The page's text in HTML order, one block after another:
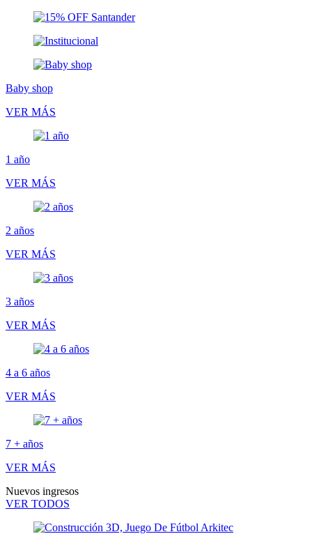
Baby shop
VER MÁS
1 año
VER MÁS
2 años
VER MÁS
3 años
VER MÁS
4 a 6 años
VER MÁS
7 + años
VER MÁS
Nuevos ingresos
VER TODOS